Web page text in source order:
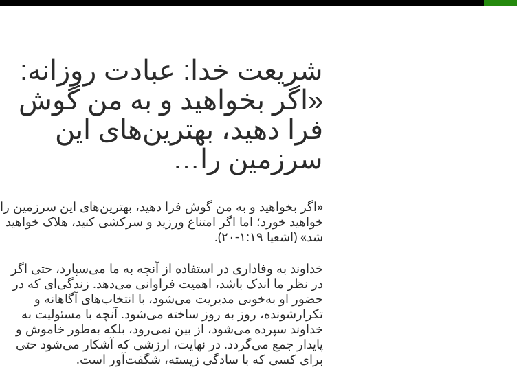
شریعت خدا: عبادت روزانه:
«اگر بخواهید و به من گوش
فرا دهید، بهترین‌های این
سرزمین را…
«اگر بخواهید و به من گوش فرا دهید، بهترین‌های این سرزمین را
خواهید خورد؛ اما اگر امتناع ورزید و سرکشی کنید، هلاک خواهید
شد» (اشعیا ۱:۱۹-۲۰).
خداوند به وفاداری در استفاده از آنچه به ما می‌سپارد، حتی اگر
در نظر ما اندک باشد، اهمیت فراوانی می‌دهد. زندگی‌ای که در
حضور او به‌خوبی مدیریت می‌شود، با انتخاب‌های آگاهانه و
تکرارشونده، روز به روز ساخته می‌شود. آنچه با مسئولیت به
خداوند سپرده می‌شود، از بین نمی‌رود، بلکه به‌طور خاموش و
پایدار جمع می‌گردد. در نهایت، ارزشی که آشکار می‌شود حتی
برای کسی که با سادگی زیسته، شگفت‌آور است.